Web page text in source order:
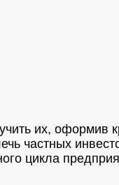
их, оформив
частных
цикла